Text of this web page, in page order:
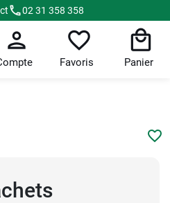
02 31 358 358
Favoris Panier